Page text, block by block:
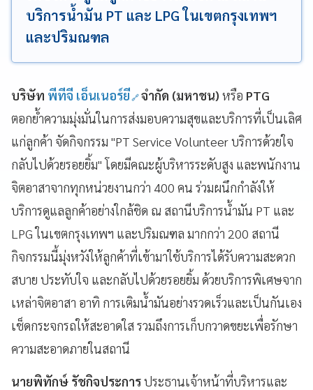
บริการน้ำมัน PT และ LPG ในเขตกรุงเทพฯ
และปริมณฑล
บริษัท พีทีจี เอ็นเนอร์ยี จำกัด (มหาชน) หรือ PTG
ตอกย้ำความมุ่งมั่นในการส่งมอบความสุขและบริการที่เป็นเลิศ
แก่ลูกค้า จัดกิจกรรม "PT Service Volunteer บริการด้วยใจ
กลับไปด้วยรอยยิ้ม" โดยมีคณะผู้บริหารระดับสูง และพนักงาน
จิตอาสาจากทุกหน่วยงานกว่า 400 คน ร่วมผนึกกำลังให้
บริการดูแลลูกค้าอย่างใกล้ชิด ณ สถานีบริการน้ำมัน PT และ
LPG ในเขตกรุงเทพฯ และปริมณฑล มากกว่า 200 สถานี
กิจกรรมนี้มุ่งหวังให้ลูกค้าที่เข้ามาใช้บริการได้รับความสะดวก
สบาย ประทับใจ และกลับไปด้วยรอยยิ้ม ด้วยบริการพิเศษจาก
เหล่าจิตอาสา อาทิ การเติมน้ำมันอย่างรวดเร็วและเป็นกันเอง
เช็ดกระจกรถให้สะอาดใส รวมถึงการเก็บกวาดขยะเพื่อรักษา
ความสะอาดภายในสถานี
นายพิทักษ์ รัชกิจประการประธานเจ้าหน้าที่บริหารและ